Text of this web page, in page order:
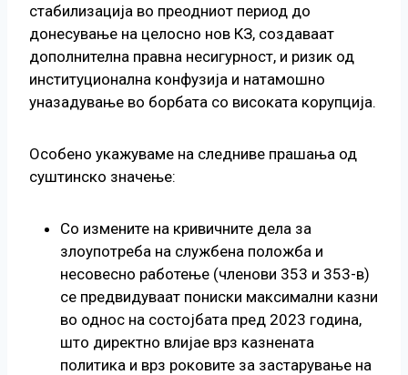
стабилизација во преодниот период до
донесување на целосно нов КЗ, создаваат
дополнителна правна несигурност, и ризик од
институционална конфузија и натамошно
уназадување во борбата со високата корупција.
Особено укажуваме на следниве прашања од
суштинско значење:
Со измените на кривичните дела за
злоупотреба на службена положба и
несовесно работење (членови 353 и 353-в)
се предвидуваат пониски максимални казни
во однос на состојбата пред 2023 година,
што директно влијае врз казнената
политика и врз роковите за застарување на